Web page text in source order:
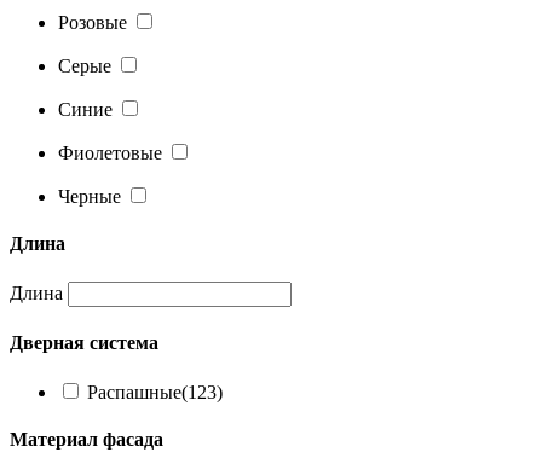
Розовые
Серые
Синие
Фиолетовые
Черные
Длина
Длина
Дверная система
Распашные(123)
Материал фасада